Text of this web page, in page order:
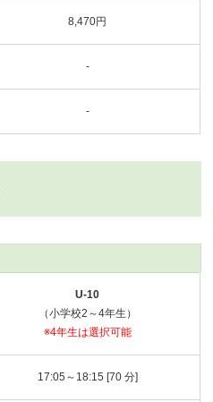
8,470円
-
-
U-10
（小学校2～4年生）
※4年生は選択可能
17:05～18:15 [70 分]